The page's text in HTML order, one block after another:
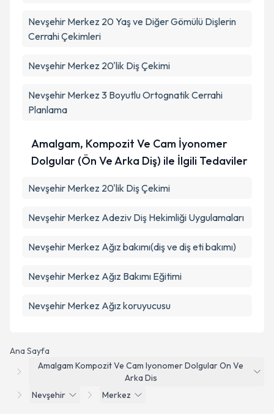
Ana Sayfa
Amalgam Kompozit Ve Cam Iyonomer Dolgular On Ve
Arka Dis
Nevşehir
Merkez
Nevşehir Merkez 20 Yaş ve Diğer Gömülü Dişlerin
Cerrahi Çekimleri
Nevşehir Merkez 20'lik Diş Çekimi
Nevşehir Merkez 3 Boyutlu Ortognatik Cerrahi
Planlama
Amalgam, Kompozit Ve Cam İyonomer
Dolgular (Ön Ve Arka Diş) ile İlgili Tedaviler
Nevşehir Merkez 20'lik Diş Çekimi
Nevşehir Merkez Adeziv Diş Hekimliği Uygulamaları
Nevşehir Merkez Ağız bakımı(diş ve diş eti bakımı)
Nevşehir Merkez Ağız Bakımı Eğitimi
Nevşehir Merkez Ağız koruyucusu